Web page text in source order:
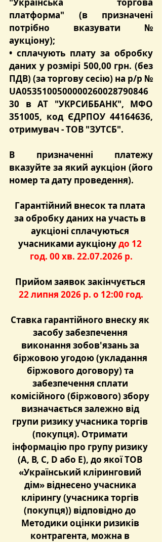
платформа" (в призначені
потрібно вказувати №
аукціону);
• сплачують плату за обробку
даних у розмірі 500,00 грн. (без
ПДВ) (за торгову сесію) на р/р №
UA0535100500000260028790846
30 в АТ "УКРСИББАНК", МФО
351005, код ЄДРПОУ 44164636,
отримувач - ТОВ "ЗУТСБ".
В призначенні платежу
вказуйте за який аукціон (його
номер та дату проведення).
Гарантійний внесок та плата
за обробку даних на участь в
аукціоні сплачуються
учасниками аукціону до 12
год. 00 хв. 22.07.2026 р.
Прийом заявок закінчується
22 липня 2026 р. о 12:00 год.
Ставка гарантійного внеску як
засобу забезпечення
виконання зобов'язань за
біржовою угодою (укладання
біржового договору) та
забезпечення сплати
комісійного (біржового) збору
визначається залежно від
групи ризику учасника торгів
(покупця). Отримати
інформацію про групу ризику
(А, B, C, D або Е), до якої ТОВ
«Український кліринговий
дім» віднесено учасника
клірингу (учасника торгів
(покупця)) відповідно до
Методики оцінки ризиків
контрагента, можна в